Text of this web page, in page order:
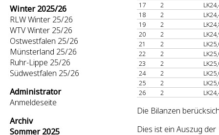
Winter 2025/26
RLW Winter 25/26
WTV Winter 25/26
Ostwestfalen 25/26
Münsterland 25/26
Ruhr-Lippe 25/26
Südwestfalen 25/26
Administrator
Anmeldeseite
Archiv
Sommer 2025
17
2
18
2
19
2
20
2
21
2
22
2
23
2
24
2
25
2
26
2
Die Bilanzen
Dies ist ein Auszug